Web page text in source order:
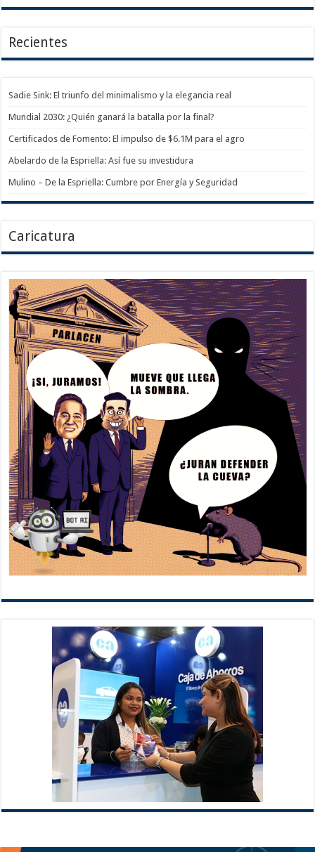
Recientes
Sadie Sink: El triunfo del minimalismo y la elegancia real
Mundial 2030: ¿Quién ganará la batalla por la final?
Certificados de Fomento: El impulso de $6.1M para el agro
Abelardo de la Espriella: Así fue su investidura
Mulino – De la Espriella: Cumbre por Energía y Seguridad
Caricatura